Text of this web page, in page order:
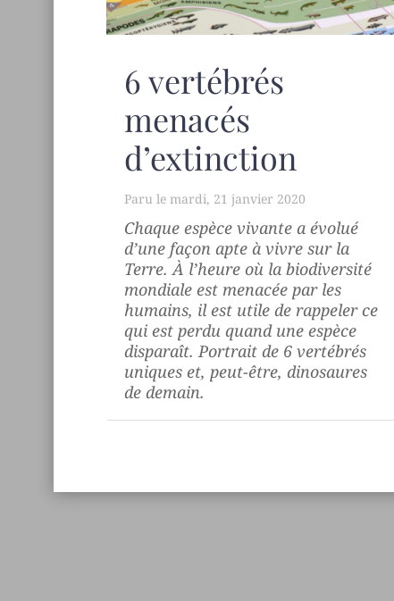
6 vertébrés
menacés
d’extinction
mardi, 21 janvier 2020
Chaque espèce vivante a évolué
d’une façon apte à vivre sur la
Terre. À l’heure où la biodiversité
mondiale est menacée par les
humains, il est utile de rappeler ce
qui est perdu quand une espèce
disparaît. Portrait de 6 vertébrés
uniques et, peut-être, dinosaures
de demain.